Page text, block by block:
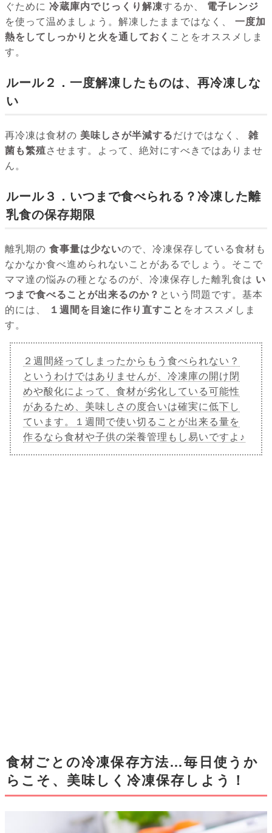
ぐために 冷蔵庫内でじっくり解凍するか、
電子レンジ
を使って温めましょう。解凍したままではなく、
一度加
熱をしてしっかりと火を通しておく ことをオススメしま
す。
ルール２．一度解凍したものは、再冷凍しな
い
再冷凍は食材の 美味しさが半減するだけではなく、
雑
菌も繁殖させます。よって、絶対にすべきではありませ
ん。
ルール３．いつまで食べられる？冷凍した離
乳食の保存期限
離乳期の 食事量は少ないので、冷凍保存している食材も
なかなか食べ進められないことがあるでしょう。そこで
ママ達の悩みの種となるのが、冷凍保存した離乳食は い
つまで食べることが出来るのか？ という問題です。基本
的には、
１週間を目途に作り直すこと をオススメしま
す。
２週間経ってしまったからもう食べられない？
というわけではありませんが、冷凍庫の開け閉
めや酸化によって、食材が劣化している可能性
があるため、美味しさの度合いは確実に低下し
ています。１週間で使い切ることが出来る量を
作るなら食材や子供の栄養管理もし易いですよ♪
食材ごとの冷凍保存方法…毎日使うか
らこそ、美味しく冷凍保存しよう！